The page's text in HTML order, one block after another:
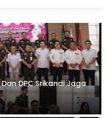
DPC Srikandi Jaga